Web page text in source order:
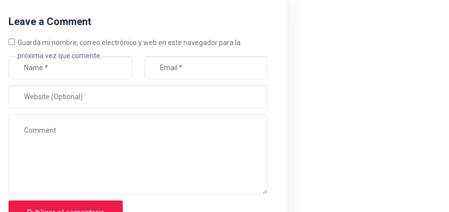
Leave a Comment
Guarda mi nombre, correo electrónico y web en este navegador para la
próxima vez que comente.